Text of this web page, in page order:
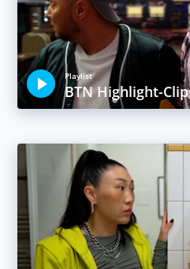
Playlist
BTN Highlight-